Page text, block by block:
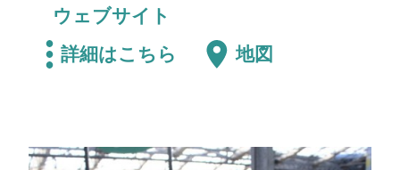
ウェブサイト
詳細はこちら
地図